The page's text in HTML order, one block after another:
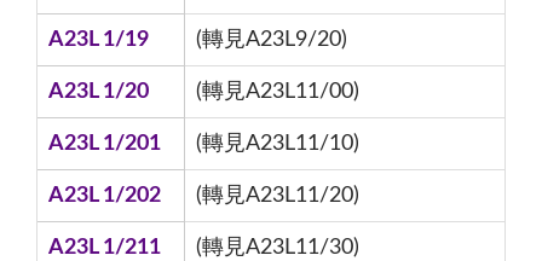
A23L 1/19 (轉見A23L9/20)
A23L 1/20 (轉見A23L11/00)
A23L 1/201 (轉見A23L11/10)
A23L 1/202 (轉見A23L11/20)
A23L 1/211 (轉見A23L11/30)